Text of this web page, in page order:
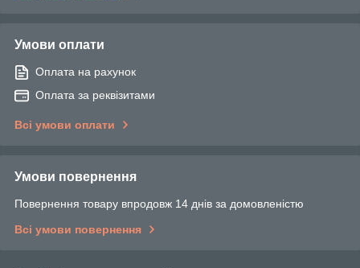
Умови оплати
Оплата на рахунок
Оплата за реквізитами
Всі умови оплати
Умови повернення
Повернення товару впродовж 14 днів за домовленістю
Всі умови повернення